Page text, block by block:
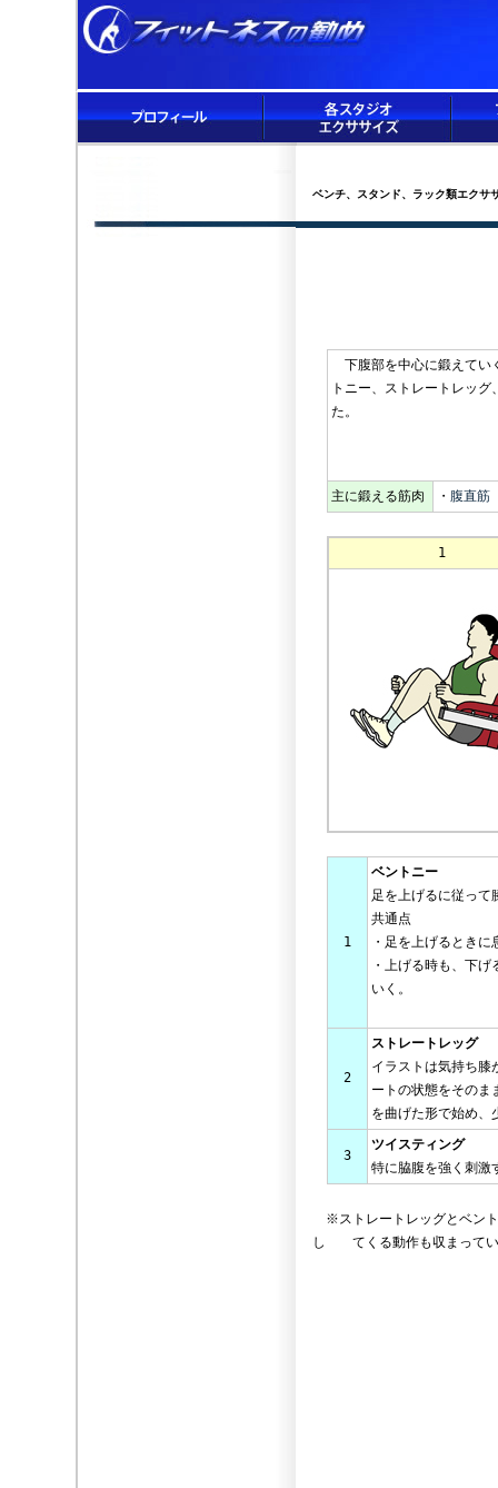
ベンチ、スタンド、ラック類エクサ
下腹部を中心に鍛えてい
トニー、ストレートレッ
た
主に鍛える筋肉 ・ 腹直筋
1
1
ベントニー
足を上げるに従って
共通点
・足を上げるとき
・上げる時も、下
いく。
2
ストレートレッグ
イラストは気持ち膝
ートの状態をそのま
を曲げた形で始め、
3
ツイスティング
特に脇腹を強く刺激
※ストレートレッグとベント
し てくる動作も収まって